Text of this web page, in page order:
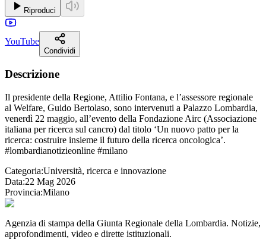
Riproduci
YouTube
Condividi
Descrizione
Il presidente della Regione, Attilio Fontana, e l’assessore regionale
al Welfare, Guido Bertolaso, sono intervenuti a Palazzo Lombardia,
venerdì 22 maggio, all’evento della Fondazione Airc (Associazione
italiana per ricerca sul cancro) dal titolo ‘Un nuovo patto per la
ricerca: costruire insieme il futuro della ricerca oncologica’.
#lombardianotizieonline #milano
Categoria:Università, ricerca e innovazione
Data:22 Mag 2026
Provincia:Milano
Agenzia di stampa della Giunta Regionale della Lombardia. Notizie,
approfondimenti, video e dirette istituzionali.